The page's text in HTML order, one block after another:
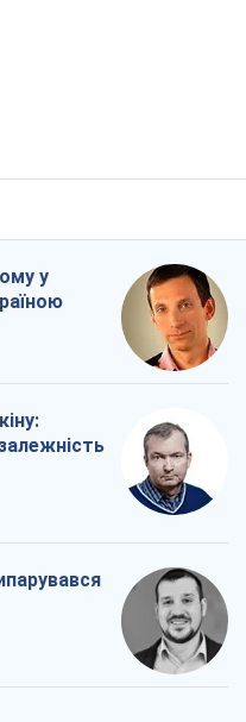
у